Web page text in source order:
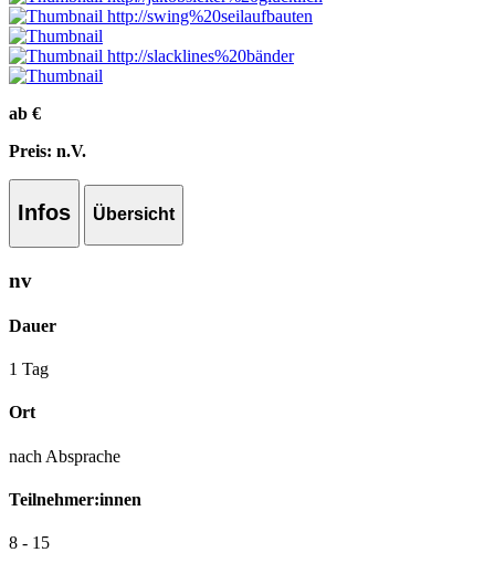
ab €
Preis: n.V.
Infos Übersicht
nv
Dauer
1 Tag
Ort
nach Absprache
Teilnehmer:innen
8 - 15